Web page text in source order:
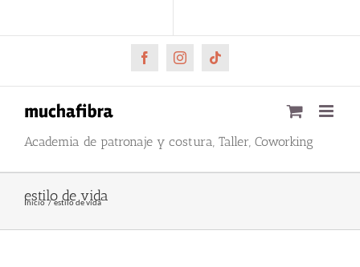
al
FacebookInstagramTiktok
Academia de patronaje y costura, Taller, Coworking
estilo de vida
Inicio estilo de vida